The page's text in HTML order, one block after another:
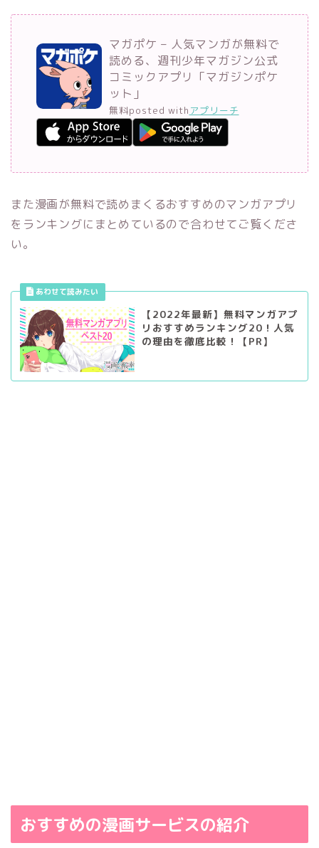
マガポケ – 人気マンガが無料で
読める、週刊少年マガジン公式
コミックアプリ「マガジンポケ
ット」
無料posted with アプリーチ
また漫画が無料で読めまくるおすすめのマンガアプリ
をランキングにまとめているので合わせてご覧くださ
い。
【2022年最新】無料マンガアプ
リおすすめランキング20！人気
の理由を徹底比較！【PR】
おすすめの漫画サービスの紹介